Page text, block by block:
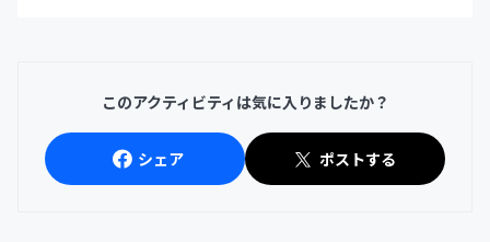
このアクティビティは気に入りましたか？
シェア ポストする